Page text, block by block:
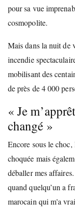
pour sa vue
cosmopolite.
Mais dans la nuit de
incendie
mobilisant des
de près de 4 000
« Je
changé »
Encore sous le
choquée mais
déballer mes
quand quelqu’un a
marocain qui m'a